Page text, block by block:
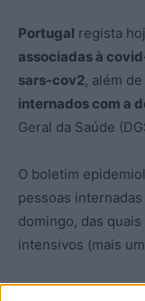
Portugal regista
associadas à
sars-cov2, além de
internados com a
Geral da Saúde
O boletim
pessoas
domingo, das
intensivos (mais
A região Norte,